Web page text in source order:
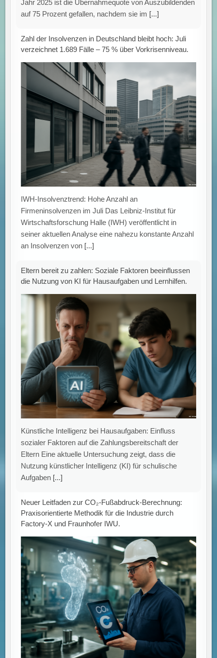
Jahr 2025 ist die Übernahmequote von Auszubildenden
auf 75 Prozent gefallen, nachdem sie im [...]
Zahl der Insolvenzen in Deutschland bleibt hoch: Juli
verzeichnet 1.689 Fälle – 75 % über Vorkrisenniveau.
IWH-Insolvenztrend: Hohe Anzahl an
Firmeninsolvenzen im Juli Das Leibniz-Institut für
Wirtschaftsforschung Halle (IWH) veröffentlicht in
seiner aktuellen Analyse eine nahezu konstante Anzahl
an Insolvenzen von [...]
Eltern bereit zu zahlen: Soziale Faktoren beeinflussen
die Nutzung von KI für Hausaufgaben und Lernhilfen.
Künstliche Intelligenz bei Hausaufgaben: Einfluss
sozialer Faktoren auf die Zahlungsbereitschaft der
Eltern Eine aktuelle Untersuchung zeigt, dass die
Nutzung künstlicher Intelligenz (KI) für schulische
Aufgaben [...]
Neuer Leitfaden zur CO₂-Fußabdruck-Berechnung:
Praxisorientierte Methodik für die Industrie durch
Factory-X und Fraunhofer IWU.